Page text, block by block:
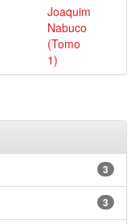
Joaquim
Nabuco
(Tomo
1)
3
3